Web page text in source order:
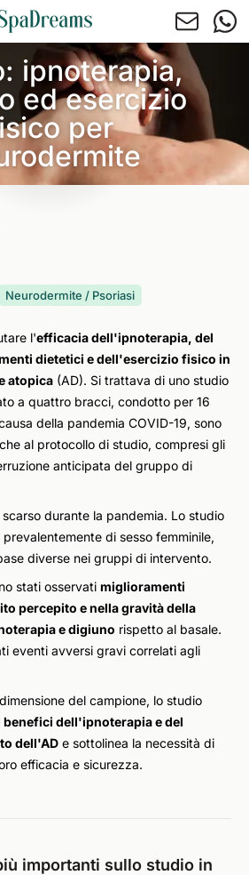
ipnoterapia,
ed esercizio
per
Neurodermite / Psoriasi
l'efficacia dell'ipnoterapia, del
dietetici e dell'esercizio fisico in
atopica (AD). Si trattava di uno studio
a quattro bracci, condotto per 16
della pandemia COVID-19, sono
al protocollo di studio, compresi gli
anticipata del gruppo di
durante la pandemia. Lo studio
di sesso femminile,
diverse nei gruppi di intervento.
stati osservati miglioramenti
percepito e nella gravità della
e digiuno rispetto al basale.
eventi avversi gravi correlati agli
del campione, lo studio
dell'ipnoterapia e del
dell'AD e sottolinea la necessità di
efficacia e sicurezza.
importanti sullo studio in